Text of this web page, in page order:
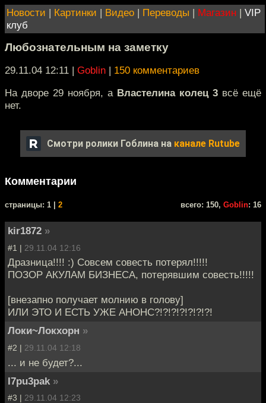
Новости | Картинки | Видео | Переводы | Магазин | VIP
клуб
Любознательным на заметку
29.11.04 12:11 | Goblin | 150 комментариев
На дворе 29 ноября, а Властелина колец 3 всё ещё
нет.
Смотри ролики Гоблина на канале Rutube
Комментарии
cтраницы: 1 | 2 всего: 150, Goblin: 16
kir1872 »
#1 | 29.11.04 12:16
Дразница!!!! :) Совсем совесть потерял!!!!!
ПОЗОР АКУЛАМ БИЗНЕСА, потерявшим совесть!!!!!
[внезапно получает молнию в голову]
ИЛИ ЭТО И ЕСТЬ УЖЕ АНОНС?!?!?!?!?!?!?!
Локи~Локхорн »
#2 | 29.11.04 12:18
... и не будет?...
I7pu3pak »
#3 | 29.11.04 12:23